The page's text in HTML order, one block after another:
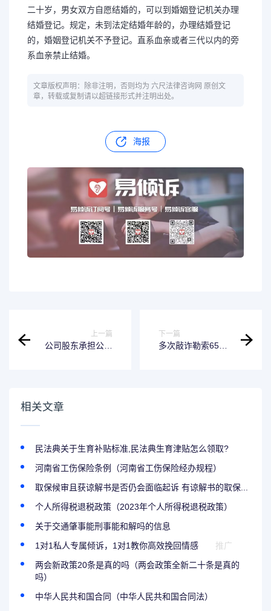
二十岁，男女双方自愿结婚的，可以到婚姻登记机关办理
结婚登记。规定，未到法定结婚年龄的，办理结婚登记
的，婚姻登记机关不予登记。直系血亲或者三代以内的旁
系血亲禁止结婚。
文章版权声明：除非注明，否则均为 六尺法律咨询网 原创文
章，转载或复制请以超链接形式并注明出处。
海报
上一篇
公司股东承担公司
下一篇
多次敲诈勒索65万
相关文章
民法典关于生育补贴标准,民法典生育津贴怎么领取?
河南省工伤保险条例（河南省工伤保险经办规程）
取保候审且获谅解书是否仍会面临起诉 有谅解书的取保...
个人所得税退税政策（2023年个人所得税退税政策）
关于交通肇事能刑事能和解吗的信息
1对1私人专属倾诉，1对1教你高效挽回情感
推广
两会新政策20条是真的吗（两会政策全新二十条是真的
吗）
中华人民共和国合同（中华人民共和国合同法）